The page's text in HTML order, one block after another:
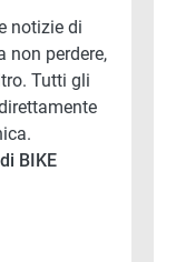
notizie di
non perdere,
Tutti gli
BIKE